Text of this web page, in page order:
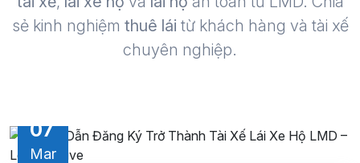
sẻ kinh nghiệm thuê lái từ khách hàng và tài xế
chuyên nghiệp.
07
Mar